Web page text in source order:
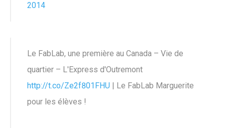
2014
Le FabLab, une première au Canada – Vie de
quartier – L'Express d'Outremont
http://t.co/Ze2f801FHU | Le FabLab Marguerite
pour les élèves !